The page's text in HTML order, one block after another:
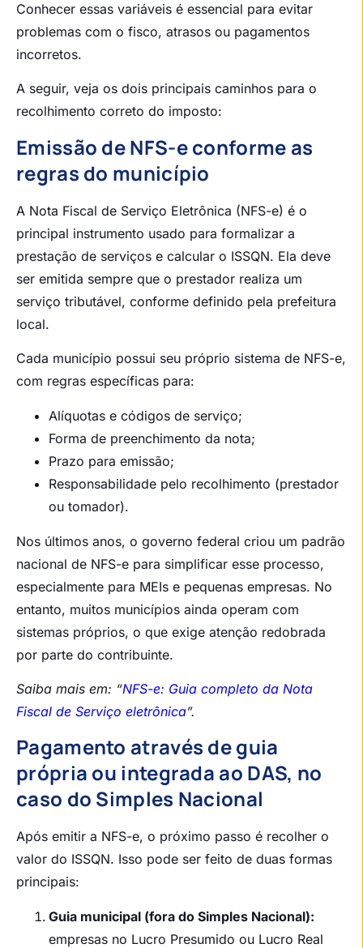
Conhecer essas variáveis é essencial para evitar
problemas com o fisco, atrasos ou pagamentos
incorretos.
A seguir, veja os dois principais caminhos para o
recolhimento correto do imposto:
Emissão de NFS-e conforme as
regras do município
A Nota Fiscal de Serviço Eletrônica (NFS-e) é o
principal instrumento usado para formalizar a
prestação de serviços e calcular o ISSQN. Ela deve
ser emitida sempre que o prestador realiza um
serviço tributável, conforme definido pela prefeitura
local.
Cada município possui seu próprio sistema de NFS-e,
com regras específicas para:
Alíquotas e códigos de serviço;
Forma de preenchimento da nota;
Prazo para emissão;
Responsabilidade pelo recolhimento (prestador
ou tomador).
Nos últimos anos, o governo federal criou um padrão
nacional de NFS-e para simplificar esse processo,
especialmente para MEIs e pequenas empresas. No
entanto, muitos municípios ainda operam com
sistemas próprios, o que exige atenção redobrada
por parte do contribuinte.
Saiba mais em: “NFS-e: Guia completo da Nota
Fiscal de Serviço eletrônica”.
Pagamento através de guia
própria ou integrada ao DAS, no
caso do Simples Nacional
Após emitir a NFS-e, o próximo passo é recolher o
valor do ISSQN. Isso pode ser feito de duas formas
principais:
Guia municipal (fora do Simples Nacional):
empresas no Lucro Presumido ou Lucro Real